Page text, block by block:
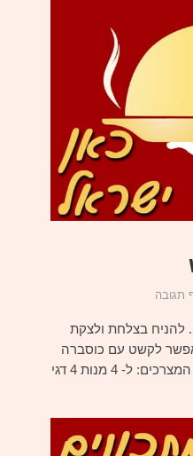
תגובה
להניח בצלחת ולצקת
לקשט עם כוסברה
קצוצה430_danis_al_01.jpg המצרכים: ל- 4 מנות 4 דגי